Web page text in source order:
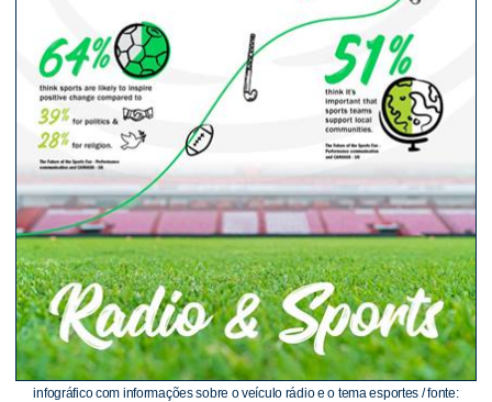
infográfico com informações sobre o veículo rádio e o tema esportes / fonte: